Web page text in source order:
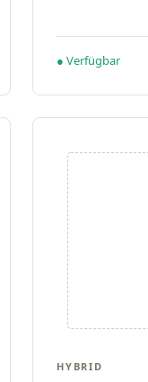
● Verfügbar
HYBRID